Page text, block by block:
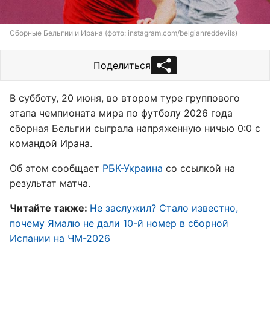
Сборные Бельгии и Ирана (фото: instagram.com/belgianreddevils)
Поделиться
В субботу, 20 июня, во втором туре группового
этапа чемпионата мира по футболу 2026 года
сборная Бельгии сыграла напряженную ничью 0:0 с
командой Ирана.
Об этом сообщает РБК-Украина со ссылкой на
результат матча.
Читайте также: Не заслужил? Стало известно,
почему Ямалю не дали 10-й номер в сборной
Испании на ЧМ-2026